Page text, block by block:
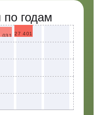
по годам
031 27 401